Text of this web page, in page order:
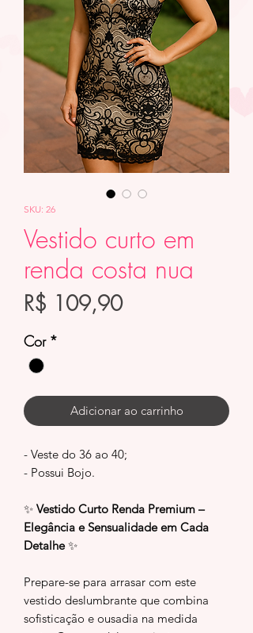
SKU: 26
Vestido curto em
renda costa nua
R$ 109,90Preço
Cor *
Adicionar ao carrinho
- Veste do 36 ao 40;
- Possui Bojo.
✨ Vestido Curto Renda Premium –
Elegância e Sensualidade em Cada
Detalhe✨
Prepare-se para arrasar com este
vestido deslumbrante que combina
sofisticação e ousadia na medida